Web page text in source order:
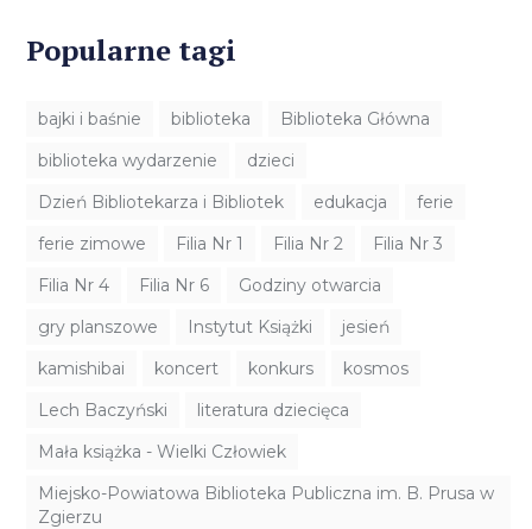
Popularne tagi
bajki i baśnie biblioteka
Biblioteka Główna
biblioteka wydarzenie
dzieci
Dzień Bibliotekarza i Bibliotek
edukacja
ferie
ferie zimowe
Filia Nr 1 Filia Nr 2
Filia Nr 3
Filia Nr 4
Filia Nr 6
Godziny otwarcia
gry planszowe
Instytut Książki
jesień
kamishibai
koncert konkurs
kosmos
Lech Baczyński
literatura dziecięca
Mała książka - Wielki Człowiek
Miejsko-Powiatowa Biblioteka Publiczna im. B. Prusa w
Zgierzu